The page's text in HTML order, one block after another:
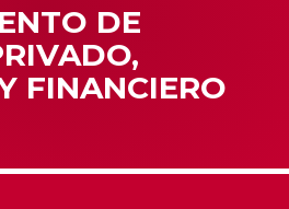
DE
FINANCIERO